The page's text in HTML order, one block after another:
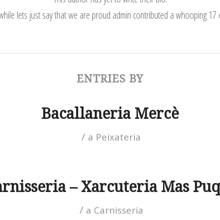
lets just say that we are proud admin contributed a whooping 17
ENTRIES BY
Bacallaneria Mercè
/ a Peixateria
– Xarcuteria Mas
/ a Carnisseria